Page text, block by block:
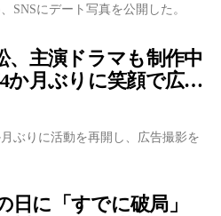
SNSにデート写真を公開した。
、主演ドラマも制作中
か月ぶりに笑顔で広告
ぶりに活動を再開し、広告撮影を
日に「すでに破局」